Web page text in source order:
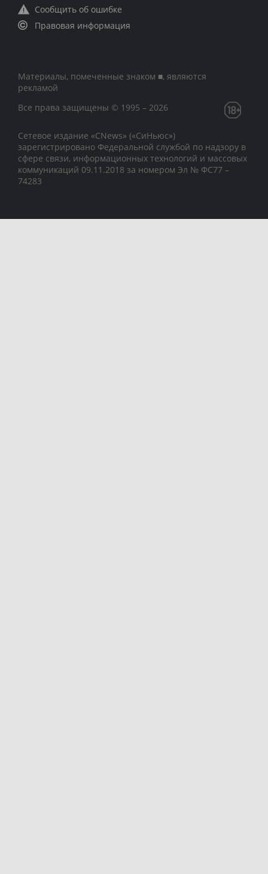
Сообщить об ошибке
Правовая информация
Материалы, помеченные знаком ■, являются
рекламой
Все права защищены © 1995 – 2026
Сетевое издание «CNews» («СиНьюс»)
зарегистрировано Федеральной службой по надзору в
сфере связи, информационных технологий и массовых
коммуникаций 09.11.2018 за номером Эл № ФС77 –
74283